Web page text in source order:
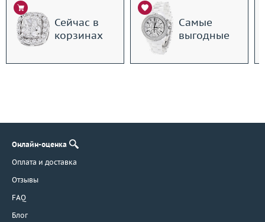
Сейчас в
корзинах
Самые
выгодные
Онлайн-оценка
Оплата и доставка
Отзывы
FAQ
Блог